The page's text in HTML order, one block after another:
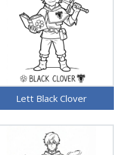
Lett Black Clover